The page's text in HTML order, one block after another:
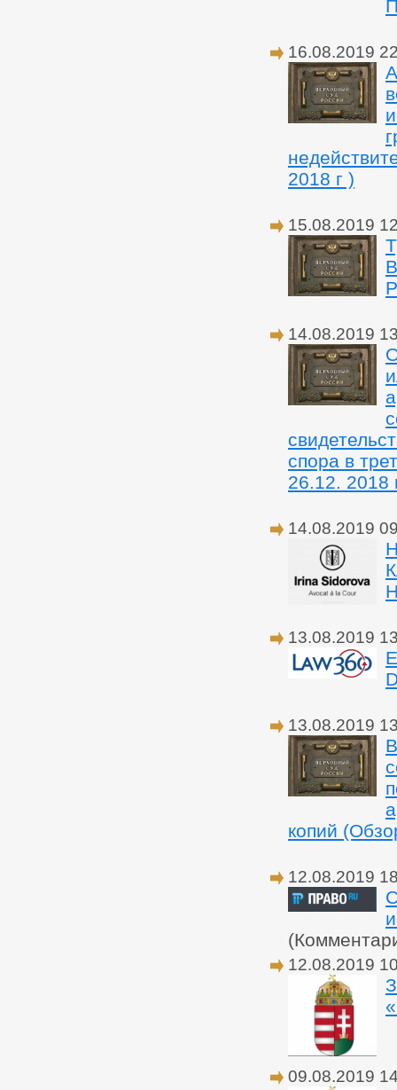
16.08.2019
2018 г )
15.08.2019
14.08.2019
спора в
26.12. 2018
14.08.2019
13.08.2019
13.08.2019
копий
12.08.2019
12.08.2019
09.08.2019